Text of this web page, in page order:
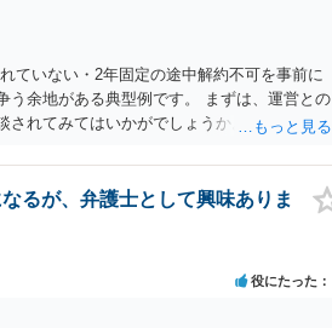
ていない・2年固定の途中解約不可を事前に
う余地がある典型例です。 まずは、運営との
されてみてはいかがでしょうか。 また同時並
るが、弁護士として興味ありま
役にたった